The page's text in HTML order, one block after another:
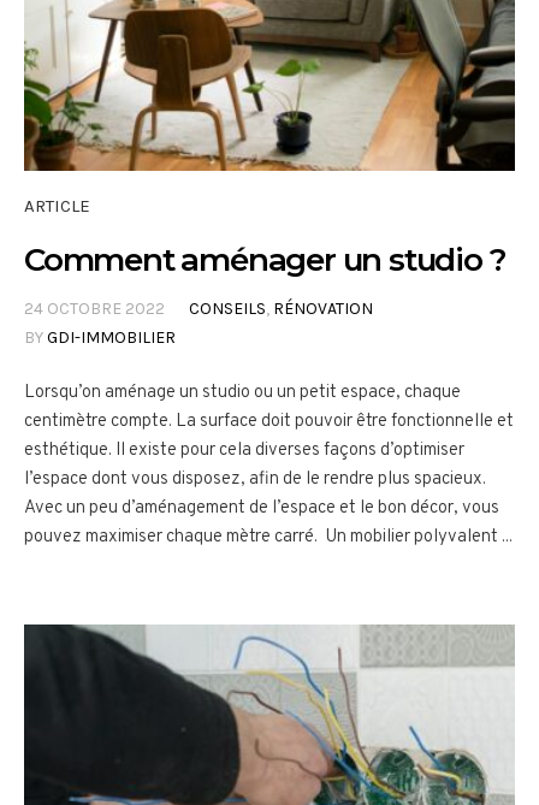
ARTICLE
Comment aménager un studio ?
24 OCTOBRE 2022 CONSEILS, RÉNOVATION
BYGDI-IMMOBILIER
Lorsqu’on aménage un studio ou un petit espace, chaque
centimètre compte. La surface doit pouvoir être fonctionnelle et
esthétique. Il existe pour cela diverses façons d’optimiser
l’espace dont vous disposez, afin de le rendre plus spacieux.
Avec un peu d’aménagement de l’espace et le bon décor, vous
pouvez maximiser chaque mètre carré. Un mobilier polyvalent ...